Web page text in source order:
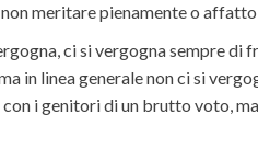
meritare pienamente o
ci si vergogna sempre
in linea generale non ci si
i genitori di un brutto voto,